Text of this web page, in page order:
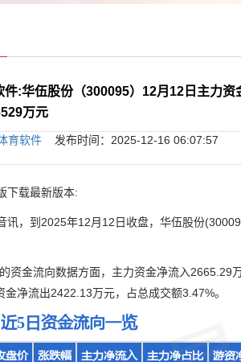
件:华伍股份（300095）12月12日主力资
万元
育软件发布时间：2025-12-16 06:07:57
下载最新版本:
，到2025年12月12日收盘，华伍股份
金流向数据方面，主力资金净流入2665.29
金净流出2422.13万元，占总成交额3.47%。